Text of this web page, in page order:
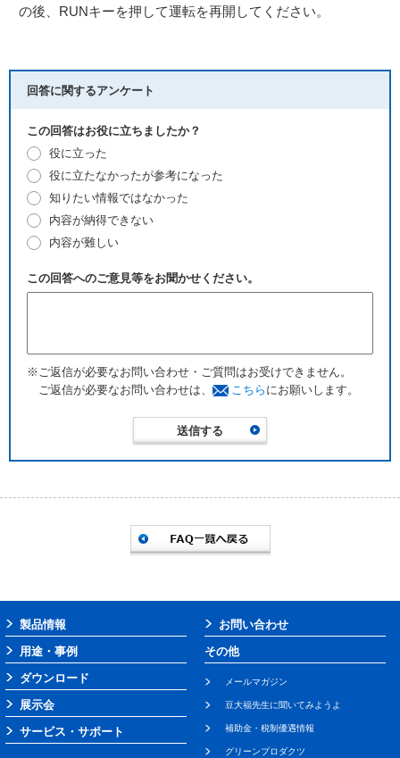
の後、RUNキーを押して運転を再開してください。
回答に関するアンケート
この回答はお役に立ちましたか？
役に立った
役に立たなかったが参考になった
知りたい情報ではなかった
内容が納得できない
内容が難しい
この回答へのご意見等をお聞かせください。
※ご返信が必要なお問い合わせ・ご質問はお受けできません。
ご返信が必要なお問い合わせは、
こちら にお願いします。
製品情報
用途・事例
ダウンロード
展示会
サービス・サポート
お問い合わせ
その他
メールマガジン
豆大福先生に聞いてみようよ
補助金・税制優遇情報
グリーンプロダクツ